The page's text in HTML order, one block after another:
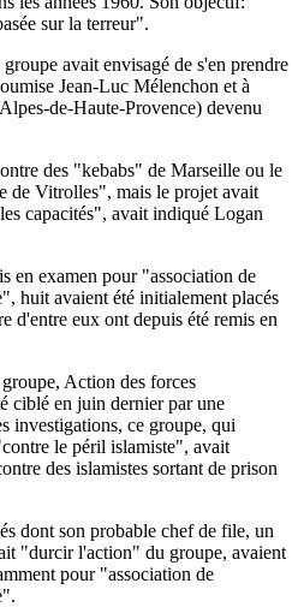
sur la terreur".
avait envisagé de s'en prendre
Jean-Luc Mélenchon et à
de-Haute-Provence) devenu
des "kebabs" de Marseille ou le
de Vitrolles", mais le projet avait
capacités", avait indiqué Logan
en examen pour "association de
huit avaient été initialement placés
d'entre eux ont depuis été remis en
Action des forces
ciblé en juin dernier par une
investigations, ce groupe, qui
le péril islamiste", avait
des islamistes sortant de prison
dont son probable chef de file, un
"durcir l'action" du groupe, avaient
pour "association de